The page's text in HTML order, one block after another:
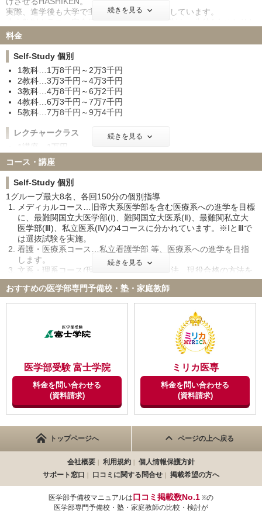
実際、進学後も大学で主席をとる生徒を輩出しています。
向き合う姿勢の表れです。
他の塾では体験できない「面倒見の良さ」をぜひ体験してくださ
い。
続きを見る
料金
Self-Study 個別
1教科…1万8千円～2万3千円
2教科…3万3千円～4万3千円
3教科…4万8千円～6万2千円
4教科…6万3千円～7万7千円
5教科…7万8千円～9万4千円
レクチャークラス
1講座…1万円
2講座…1万8千円
3講座…2万7千円
4講座…3万6千円
5講座…4万円
英才個別指導
●1対1
週1・80分…2万8千円(高3・高卒)、2万5千円(高1・2)
週2・160分…5万4千円(高3・高卒)、4万8千円(高1・2)
週3・240分…8万円(高3・高卒)、7万1千円(高1・2)
●1対2
週2・160分…3万7千円(高3・高卒)、3万4千円(高1・2)
週3・240分…5万6千円(高3・高卒)、5万1千円(高1・2)
内部生…無料、外部生…1万円
※すべて税別となっております。学年、コースにより料金は異なります。
続きを見る
コース・講座
Self-Study 個別
1グループ最大8名、各回150分の個別指導
メディカルコース…旧帝大系医学部を含む医療系への進学を目標
に、最難関国立大医学部(Ⅰ)、難関国立大医系(Ⅱ)、最難関私立大
医学部(Ⅲ)、私立医系(Ⅳ)の4コースに分かれています。※ⅠとⅢで
は選抜試験を実施。
看護・医療系コース…私立看護学部 等、医療系への進学を目指
します。
文系・理系コース(現役)…内申対策の学習法、現役合格の方法を
伝授。推薦、AO入試対策も対応します。
文系・理系コース(高卒)…合格プロジェクト表に基づきワンラン
ク上を目指します。
推薦・AO・小論文入試コース…内申アップ、小論文、志望理由
書対策に注力します。
レクチャークラス
定員10名の少人数クラス 英文法、英語総合、数学総合、国語総合の
才個別指導
1対1または1対2の完全個別指導
高速学習道場
月1回、高速の問題処理と集中力を育成します。
キャンペーン
無料体験授業はいつでも受けることができます。
また３月末まで入会金半額キャンペーン中です。
また在籍生の紹介による場合、友達紹介制度によって特典があり
ます。
ユーザーのみなさまへ
続きを見る
おすすめの医学部専門予備校・塾・家庭教師
医学部受験 富士学院
料金を問い合わせる
(資料請求)
ミリカ医専
料金を問い合わせる
(資料請求)
トップページへ ページの上へ戻る
会社概要 利用規約
個人情報保護方針
サポート窓口
口コミに関する問合せ 掲載希望の方へ
医学部予備校マニュアルは口コミ掲載数No.1 ※の
医学部専門予備校・塾・家庭教師の比較・検討が